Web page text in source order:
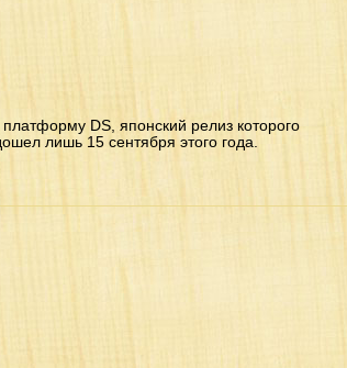
DS, японский релиз которого
лишь 15 сентября этого года.